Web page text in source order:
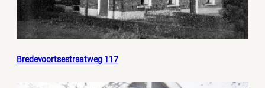
Bredevoortsestraatweg 117